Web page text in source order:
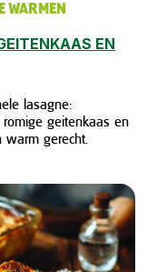
WARMEN
EN
lasagne:
geitenkaas en
warm gerecht.